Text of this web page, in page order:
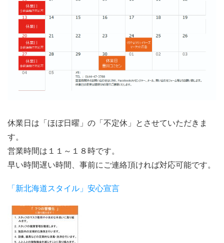
休業日は「ほぼ日曜」の「不定休」とさせていただきま
す。
営業時間は１１～１８時です。
早い時間遅い時間、事前にご連絡頂ければ対応可能です。
「新北海道スタイル」安心宣言